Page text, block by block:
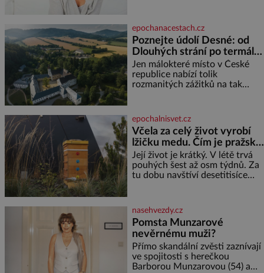
ochotný podat pomocnou ruku.
Vždycky jsem byla spíš
samotářka. Nepotřebovala jsem
kolem sebe partu kamarádek
ani partnera. Stačily mi knihy,
práce a hlavně klid. Hned po
studiích jsem odešla z rodného
epochanacestach.cz
Poznejte údolí Desné: od
Dlouhých strání po termální
prameny
Jen málokteré místo v České
republice nabízí tolik
rozmanitých zážitků na tak
jediného dne můžete
nahlédnout do útrob jedné z
nejvýznamnějších vodních
elektráren v Evropě, vydat se na
horské hřebeny, projet se na
koloběžce a den zakončit
poznáváním památek ve
epochalnisvet.cz
Včela za celý život vyrobí
lžičku medu. Čím je pražský
med ze střech tak ceněný?
Její život je krátký. V létě trvá
pouhých šest až osm týdnů. Za
tu dobu navštíví desetitisíce
medu – zhruba jednu čajovou
lžičku. Sama o sobě se může
zdát bezvýznamná. Teprve když
se spojí s dalšími desítkami tisíc
příslušnic svého včelstva,
vznikne jeden z
nejdokonalejších organismů
nasehvezdy.cz
Pomsta Munzarové
nevěrnému muži?
Přímo skandální zvěsti zaznívají
ve spojitosti s herečkou
Barborou Munzarovou (54) a